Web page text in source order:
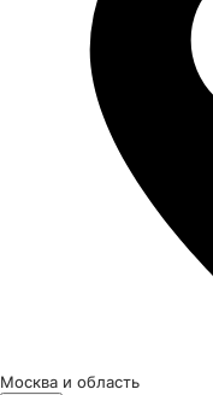
Москва и область